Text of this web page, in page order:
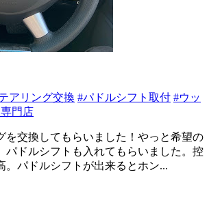
アリング交換 #パドルシフト取付 #ウッ
門店
を交換してもらいました！やっと希望の
パドルシフトも入れてもらいました。控
。パドルシフトが出来るとホン...